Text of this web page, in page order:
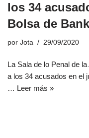
los 34
Bolsa de
por Jota 29/09/2020
La Sala de lo Penal de
a los 34 acusados en el
… Leer más »